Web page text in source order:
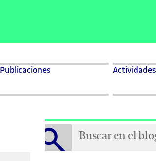
Publicaciones Actividades
Buscar en el blog